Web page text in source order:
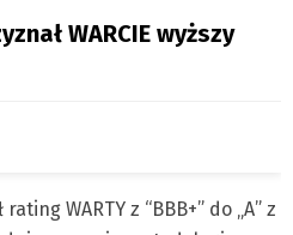
WARCIE wyższy
WARTY z “BBB+” do „A” z